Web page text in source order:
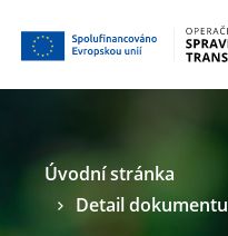
Úvodní stránka
Detail dokumentu